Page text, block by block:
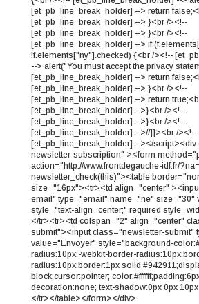
[et_pb_line_break_holder] --> return
[et_pb_line_break_holder] --> }<br /><!--
[et_pb_line_break_holder] --> }<br /><!--
[et_pb_line_break_holder] --> if
!f.elements["ny"].checked) {<br /><!--
--> alert("You must accept the privacy
[et_pb_line_break_holder] --> return
[et_pb_line_break_holder] --> }<br /><!--
[et_pb_line_break_holder] --> return
[et_pb_line_break_holder] -->}<br /><!--
[et_pb_line_break_holder] -->}<br /><!--
[et_pb_line_break_holder] -->//]]><br /><!--
[et_pb_line_break_holder] --></
newsletter-subscription" ><form
action="http://www.frontdegauche-idf.fr/
newsletter_check(this)"><table
size="16px"><tr><td align="center"
email" type="email" name="ne" size="30"
style="text-align=center;" required
</tr><tr><td colspan="2" align="center"
submit"><input class="newsletter-submit"
value="Envoyer" style="background-
radius:10px;-webkit-border-
radius:10px;border:1px solid
block;cursor:pointer;
decoration:none; text-shadow:0px 0px
</tr></table></form></div>